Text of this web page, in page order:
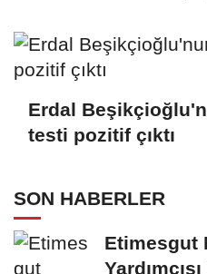
Erdal
testi pozitif çıktı
SON HABERLER
Etimesgut